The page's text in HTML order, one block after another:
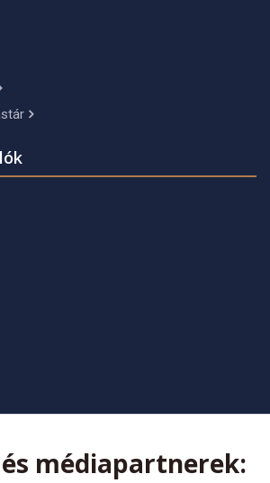
médiapartnerek: